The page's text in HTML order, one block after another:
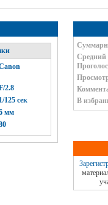
2.8
1/125 сек
мм
Средний
В